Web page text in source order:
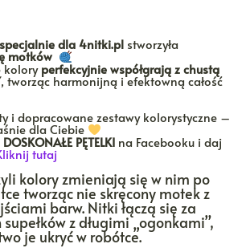
specjalnie dla 4nitki.pl stworzyła
motków
koloryperfekcyjnie współgrają z chustą
, tworząc harmonijną i efektowną całość
i dopracowane zestawy kolorystyczne –
dla Ciebie
DOSKONAŁE PĘTELKI na Facebooku i daj
tutaj
kolory zmieniają się w nim po
tworząc nie skręcony motek z
barw. Nitki łączą się za
z długimi „ogonkami”,
je ukryć w robótce.